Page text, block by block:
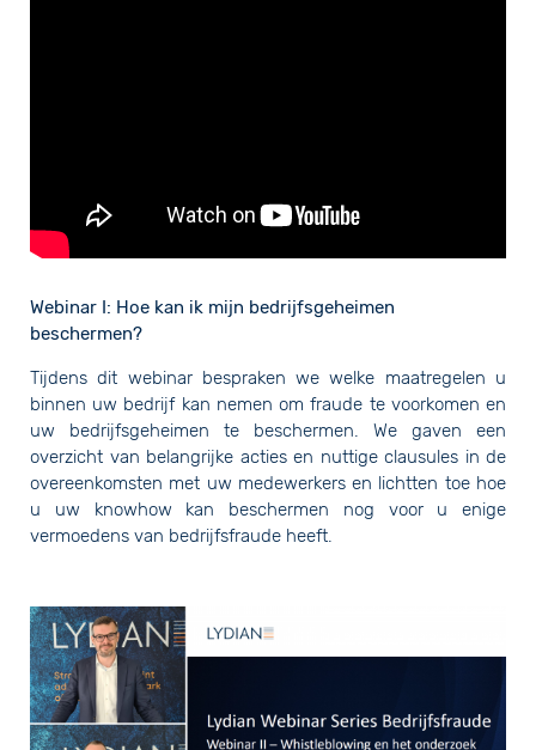
Webinar I: Hoe kan ik mijn bedrijfsgeheimen
beschermen?
Tijdens dit webinar bespraken we welke maatregelen u
binnen uw bedrijf kan nemen om fraude te voorkomen en
uw bedrijfsgeheimen te beschermen. We gaven een
overzicht van belangrijke acties en nuttige clausules in de
overeenkomsten met uw medewerkers en lichtten toe hoe
u uw knowhow kan beschermen nog voor u enige
vermoedens van bedrijfsfraude heeft.